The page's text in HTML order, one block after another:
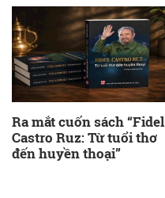
Ra mắt cuốn sách “Fidel
Castro Ruz: Từ tuổi thơ
đến huyền thoại”